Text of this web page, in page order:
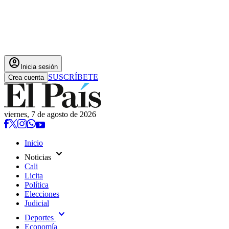
account_circle Inicia sesión
Crea cuenta SUSCRÍBETE
viernes, 7 de agosto de 2026
Inicio
Noticias expand_more
Cali
Licita
Política
Elecciones
Judicial
Deportes expand_more
Economía